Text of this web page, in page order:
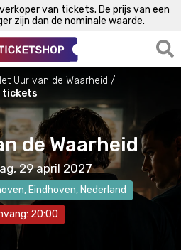
van tickets. De prijs van een
zijn dan de nominale waarde.
Uur van de Waarheid
tickets
de Waarheid
29 april 2027
, Eindhoven, Nederland
20:00